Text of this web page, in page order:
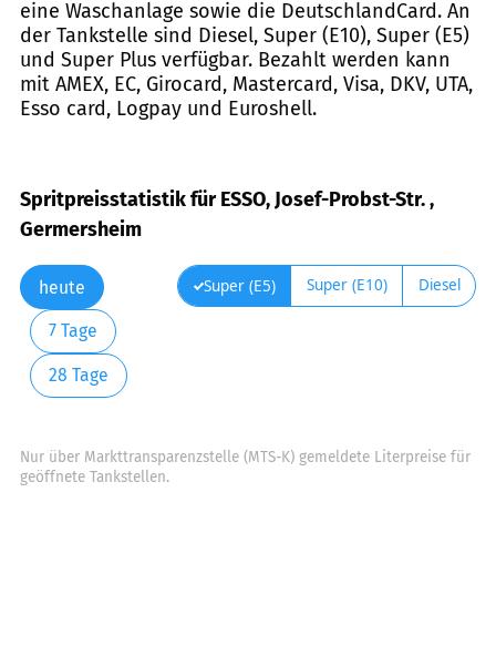
eine Waschanlage sowie die DeutschlandCard. An
der Tankstelle sind Diesel, Super (E10), Super (E5)
und Super Plus verfügbar. Bezahlt werden kann
mit AMEX, EC, Girocard, Mastercard, Visa, DKV, UTA,
Esso card, Logpay und Euroshell.
Spritpreisstatistik für ESSO, Josef-Probst-Str. ,
Germersheim
heute
7 Tage
28 Tage
Super (E5) Super (E10) Diesel
Nur über Markttransparenzstelle (MTS-K) gemeldete Literpreise für
geöffnete Tankstellen.